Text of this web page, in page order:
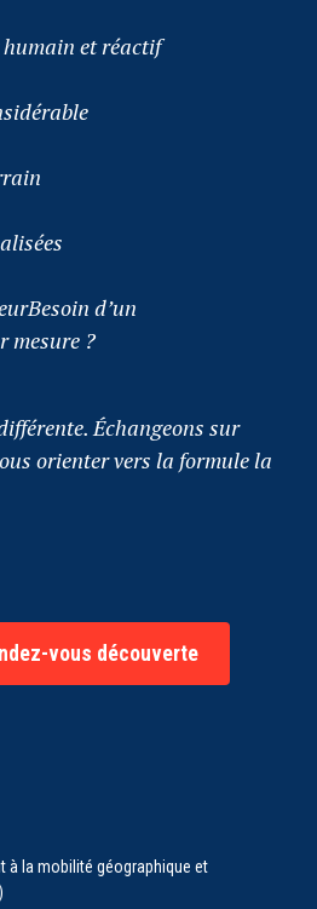
et réactif
d’un
mesure ?
Échangeons sur
orienter vers la formule la
vous découverte
à la mobilité géographique et